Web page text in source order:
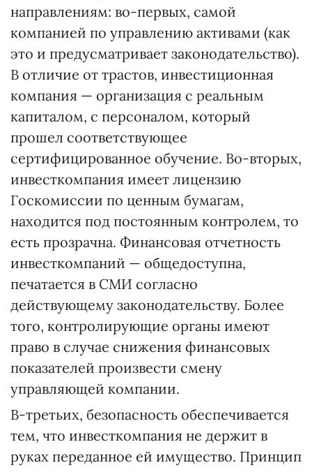
направлениям: во-первых, самой
компанией по управлению активами (как
это и предусматривает законодательство).
В отличие от трастов, инвестиционная
компания — организация с реальным
капиталом, с персоналом, который
прошел соответствующее
сертифицированное обучение. Во-вторых,
инвесткомпания имеет лицензию
Госкомиссии по ценным бумагам,
находится под постоянным контролем, то
есть прозрачна. Финансовая отчетность
инвесткомпаний — общедоступна,
печатается в СМИ согласно
действующему законодательству. Более
того, контролирующие органы имеют
право в случае снижения финансовых
показателей произвести смену
управляющей компании.
В-третьих, безопасность обеспечивается
тем, что инвесткомпания не держит в
руках переданное ей имущество. Принцип